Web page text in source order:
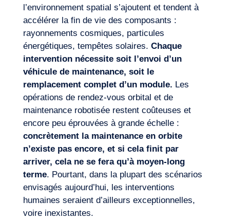
l’environnement spatial s’ajoutent et tendent à
accélérer la fin de vie des composants :
rayonnements cosmiques, particules
énergétiques, tempêtes solaires. Chaque
intervention nécessite soit l’envoi d’un
véhicule de maintenance, soit le
remplacement complet d’un module. Les
opérations de rendez-vous orbital et de
maintenance robotisée restent coûteuses et
encore peu éprouvées à grande échelle :
concrètement la maintenance en orbite
n’existe pas encore, et si cela finit par
arriver, cela ne se fera qu’à moyen-long
terme. Pourtant, dans la plupart des scénarios
envisagés aujourd’hui, les interventions
humaines seraient d’ailleurs exceptionnelles,
voire inexistantes.